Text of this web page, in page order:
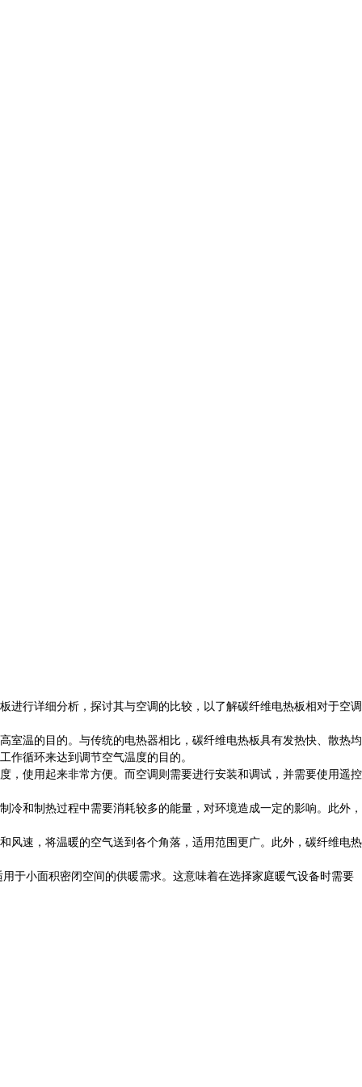
行详细分析，探讨其与空调的比较，以了解碳纤维电热板相对于空调
温的目的。与传统的电热器相比，碳纤维电热板具有发热快、散热均
循环来达到调节空气温度的目的。
使用起来非常方便。而空调则需要进行安装和调试，并需要使用遥控
和制热过程中需要消耗较多的能量，对环境造成一定的影响。此外，
速，将温暖的空气送到各个角落，适用范围更广。此外，碳纤维电热
小面积密闭空间的供暖需求。这意味着在选择家庭暖气设备时需要